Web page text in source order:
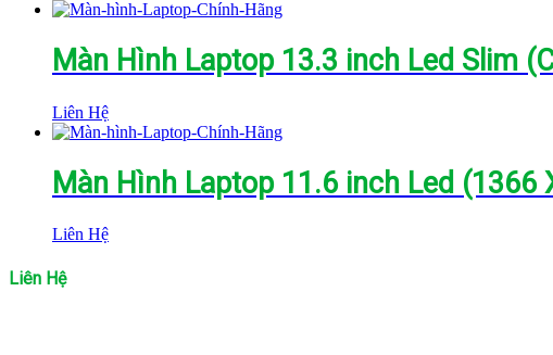
Màn Hình Laptop 13.3 inch Led Slim
Liên Hệ
Màn Hình Laptop 11.6 inch Led
Liên Hệ
Liên Hệ